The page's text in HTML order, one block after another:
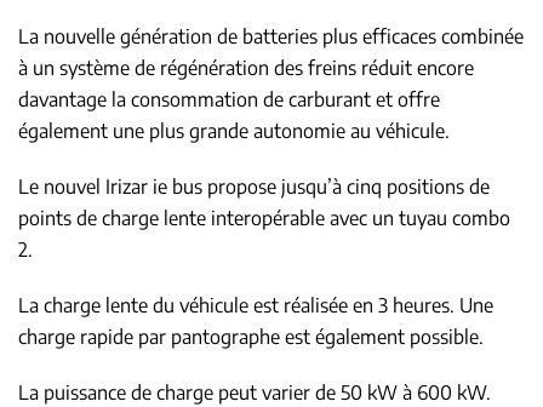
La nouvelle génération de batteries plus efficaces combinée
à un système de régénération des freins réduit encore
davantage la consommation de carburant et offre
également une plus grande autonomie au véhicule.
Le nouvel Irizar ie bus propose jusqu’à cinq positions de
points de charge lente interopérable avec un tuyau combo
2.
La charge lente du véhicule est réalisée en 3 heures. Une
charge rapide par pantographe est également possible.
La puissance de charge peut varier de 50 kW à 600 kW.